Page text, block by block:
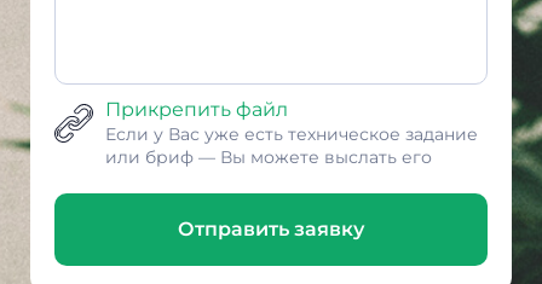
Прикрепить файл
Если у Вас уже есть техническое задание
или бриф — Вы можете выслать его
Отправить заявку